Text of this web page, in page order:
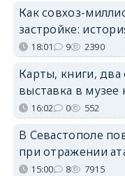
Как совхоз-
застройке:
18:01 9 2390
Карты, книги, два
выставка в музее
16:02 0 552
В Севастополе
при отражении
15:00 8 7915